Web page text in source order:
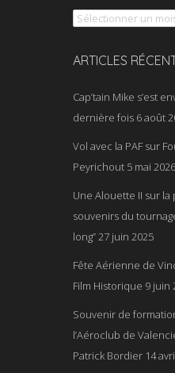
ARTICLES
Cap’tain Mike s’est
dernière fois 6 août
Vol avec la PAF sur
Peyrichout 5 mai 2026
Une Alouette II sur la
souvenirs du
long”27 juin 2025
Fête Aérienne de
Film Historique 9 juin
Souvenir de
l’Aéroclub de
Patrick Bordier 14